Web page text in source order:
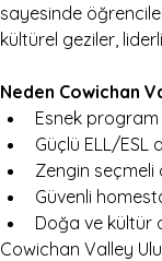
sayesinde
kültürel geziler,
Neden Cowichan
Esnek program
Güçlü ELL/ESL
Zengin seçmeli
Güvenli
Doğa ve kültür
Cowichan Valley